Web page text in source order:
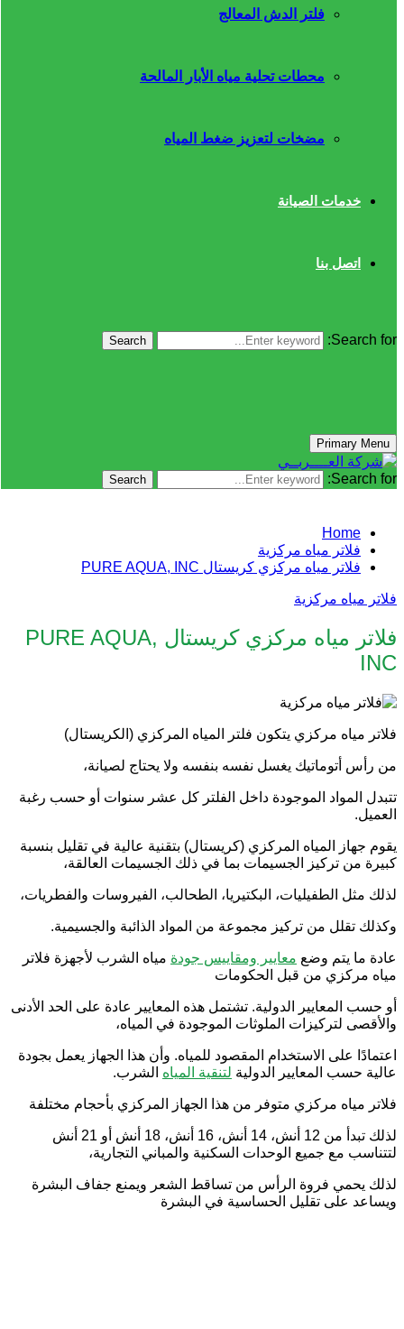
فلتر الدش المعالج
محطات تحلية مياه الأبار المالحة
مضخات لتعزيز ضغط المياه
خدمات الصيانة
اتصل بنا
Search for:
Search
Primary Menu
Search for:
Search
Home
فلاتر مياه مركزية
فلاتر مياه مركزي كريستال PURE AQUA, INC
فلاتر مياه مركزية
فلاتر مياه مركزي كريستال PURE AQUA,
INC
فلاتر مياه مركزي يتكون فلتر المياه المركزي (الكريستال)
من رأس أتوماتيك يغسل نفسه بنفسه ولا يحتاج لصيانة،
تتبدل المواد الموجودة داخل الفلتر كل عشر سنوات أو حسب رغبة
العميل.
يقوم جهاز المياه المركزي (كريستال) بتقنية عالية في تقليل بنسبة
كبيرة من تركيز الجسيمات بما في ذلك الجسيمات العالقة،
لذلك مثل الطفيليات، البكتيريا، الطحالب، الفيروسات والفطريات،
وكذلك تقلل من تركيز مجموعة من المواد الذائبة والجسيمية.
عادة ما يتم وضع معايير ومقاييس جودة مياه الشرب لأجهزة فلاتر
مياه مركزي من قبل الحكومات
أو حسب المعايير الدولية. تشتمل هذه المعايير عادة على الحد الأدنى
والأقصى لتركيزات الملوثات الموجودة في المياه،
اعتمادًا على الاستخدام المقصود للمياه. وأن هذا الجهاز يعمل بجودة
عالية حسب المعايير الدولية لتنقية المياه الشرب.
فلاتر مياه مركزي متوفر من هذا الجهاز المركزي بأحجام مختلفة
لذلك تبدأ من 12 أنش، 14 أنش، 16 أنش، 18 أنش أو 21 أنش
لتتناسب مع جميع الوحدات السكنية والمباني التجارية،
لذلك يحمي فروة الرأس من تساقط الشعر ويمنع جفاف البشرة
ويساعد على تقليل الحساسية في البشرة